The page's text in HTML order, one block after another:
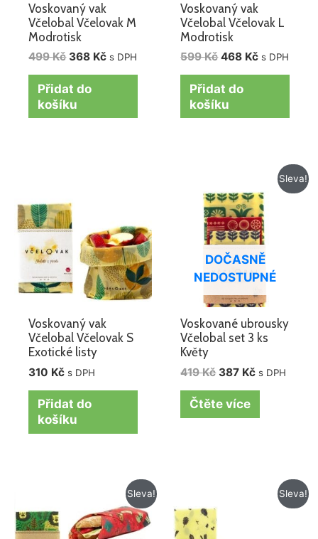
Voskovaný vak
Včelobal Včelovak M
Modrotisk
499Kč 368 Kč s DPH
Přidat do
košíku
Voskovaný vak
Včelobal Včelovak L
Modrotisk
599Kč 468 Kč s DPH
Přidat do
košíku
Voskovaný vak
Včelobal Včelovak S
Exotické listy
310 Kč s DPH
Přidat do
košíku
Sleva!
DOČASNĚ
NEDOSTUPNÉ
Voskované ubrousky
Včelobal set 3 ks
Květy
419Kč
byla:
419 Kč.
387 Kč
Aktuální
cena
je:
387 Kč.
s DPH
Čtěte více
Sleva!
byla:
348 Kč.
Aktuální
cena
je:
282 Kč.
Sleva!
Aktuální
cena